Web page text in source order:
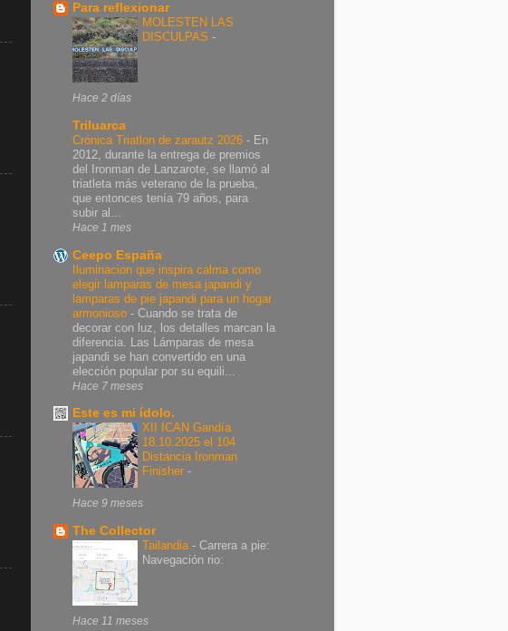
Para reflexionar
MOLESTEN LAS
DISCULPAS -
Hace 2 días
Triluarca
Crónica Triatlon de zarautz 2026 - En
2012, durante la entrega de premios
del Ironman de Lanzarote, se llamó al
triatleta más veterano de la prueba,
que entonces tenía 79 años, para
subir al...
Hace 1 mes
Ceepo España
Iluminacion que inspira calma como
elegir lamparas de mesa japandi y
lamparas de pie japandi para un hogar
armonioso - Cuando se trata de
decorar con luz, los detalles marcan la
diferencia. Las Lámparas de mesa
japandi se han convertido en una
elección popular por su equili...
Hace 7 meses
Este es mi ídolo.
XII ICAN Gandía
18.10.2025 el 104
Distancia Ironman
Finisher -
Hace 9 meses
The Collector
Tailandia - Carrera a pie:
Navegación rio:
Hace 11 meses